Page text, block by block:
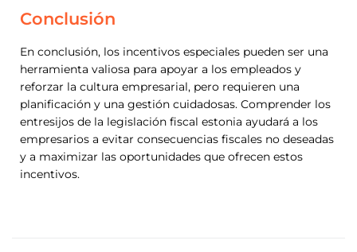
Conclusión
En conclusión, los incentivos especiales pueden ser una
herramienta valiosa para apoyar a los empleados y
reforzar la cultura empresarial, pero requieren una
planificación y una gestión cuidadosas. Comprender los
entresijos de la legislación fiscal estonia ayudará a los
empresarios a evitar consecuencias fiscales no deseadas
y a maximizar las oportunidades que ofrecen estos
incentivos.